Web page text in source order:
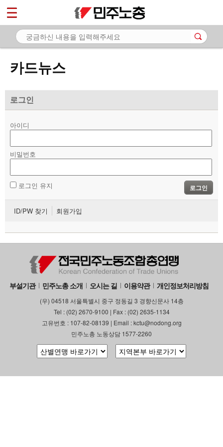
카드뉴스
로그인
아이디
비밀번호
로그인 유지 로그인
ID/PW 찾기 회원가입
부설기관 민주노총 소개 오시는 길 이용약관 개인정보처리방침
(우) 04518 서울특별시 중구 정동길 3 경향신문사 14층
Tel : (02) 2670-9100 | Fax : (02) 2635-1134
고유번호 : 107-82-08139 | Email : kctu@nodong.org
민주노총 노동상담 1577-2260
마이페이지
소개
노동상담
자료
- 미디어자료
- 카드뉴스
부설기관